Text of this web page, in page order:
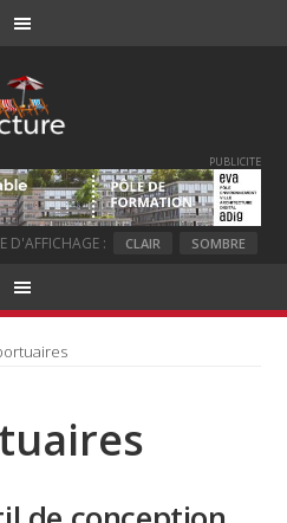
PUBLICITE
D'AFFICHAGE : CLAIR SOMBRE